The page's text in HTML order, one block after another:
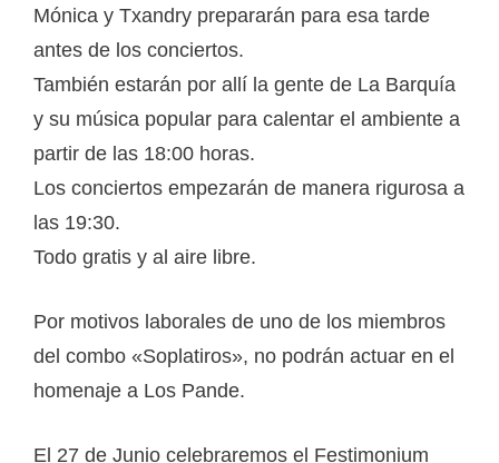
Mónica y Txandry prepararán para esa tarde
antes de los conciertos.
También estarán por allí la gente de La Barquía
y su música popular para calentar el ambiente a
partir de las 18:00 horas.
Los conciertos empezarán de manera rigurosa a
las 19:30.
Todo gratis y al aire libre.
Por motivos laborales de uno de los miembros
del combo «Soplatiros», no podrán actuar en el
homenaje a Los Pande.
El 27 de Junio celebraremos el Festimonium